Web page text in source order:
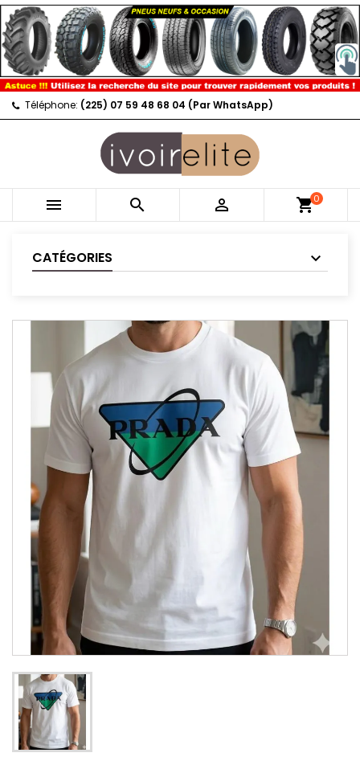
Téléphone: (225) 07 59 48 68 04 (Par WhatsApp)
   shopping_cart0
CATÉGORIES